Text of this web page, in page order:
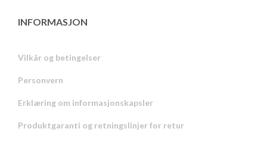
INFORMASJON
Vilkår og betingelser
Personvern
Erklæring om informasjonskapsler
Produktgaranti og retningslinjer for retur